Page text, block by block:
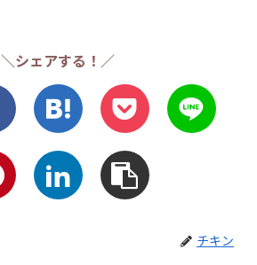
＼シェアする！／
チキン